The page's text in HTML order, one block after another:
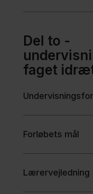
Del to -
faget
Forløbets mål
Lærervejledning